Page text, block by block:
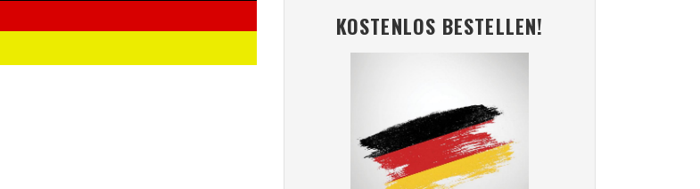
KOSTENLOS BESTELLEN!